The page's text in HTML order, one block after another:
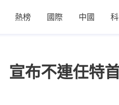
熱榜 國際 中國
布不連任特